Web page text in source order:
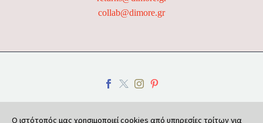
collab@dimore.gr
Ο ιστότοπός μας χρησιμοποιεί cookies από υπηρεσίες τρίτων για